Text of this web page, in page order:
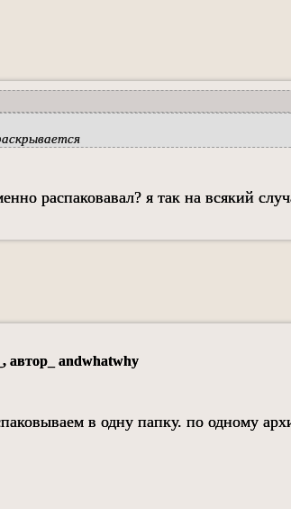
распаковавал? я так на всякий
автор_ andwhatwhy
в одну папку. по одному